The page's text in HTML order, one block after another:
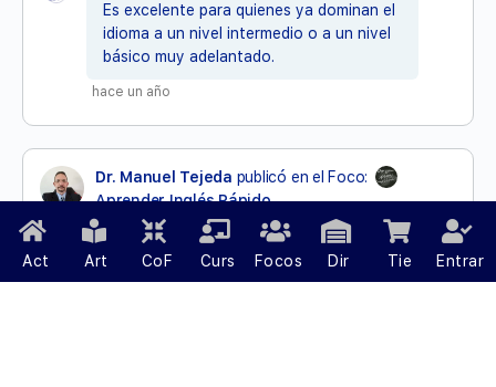
Es excelente para quienes ya dominan el
idioma a un nivel intermedio o a un nivel
básico muy adelantado.
hace un año
Dr. Manuel Tejeda publicó en el Foco:
Aprender Inglés Rápido
hace un año
Act Art CoF Curs Focos Dir Tie Entrar